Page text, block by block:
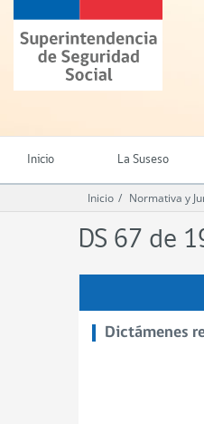
contenido
principal
Superintendencia
de
Seguridad
(SUSESO)
Chile
Inicio La Suseso
Inicio Normativa y
DS 67 de
Dictámenes